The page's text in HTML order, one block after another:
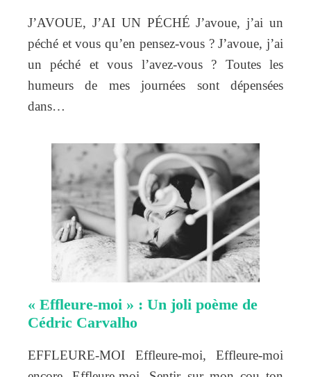
J’AVOUE, J’AI UN PÉCHÉ J’avoue, j’ai un
péché et vous qu’en pensez-vous ? J’avoue, j’ai
un péché et vous l’avez-vous ? Toutes les
humeurs de mes journées sont dépensées
dans…
« Effleure-moi » : Un joli poème de
Cédric Carvalho
EFFLEURE-MOI Effleure-moi, Effleure-moi